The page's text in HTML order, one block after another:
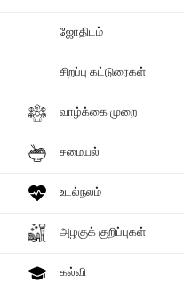
ஜோதிடம்
சிறப்பு கட்டுரைகள்
வாழ்க்கை முறை
சமையல்
உடல்நலம்
அழகுக் குறிப்புகள்
கல்வி